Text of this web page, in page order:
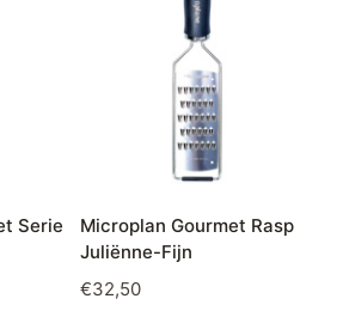
Serie
Microplan Gourmet Rasp
Juliënne-Fijn
€32,50